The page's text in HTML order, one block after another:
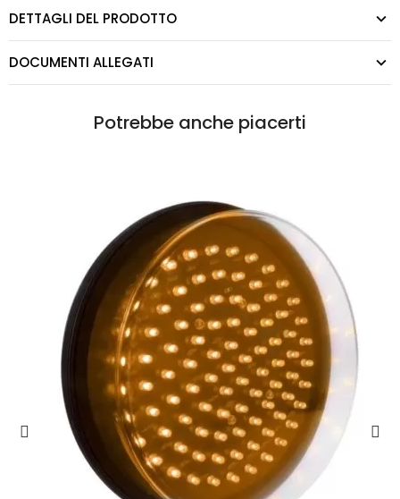
DETTAGLI DEL PRODOTTO
DOCUMENTI ALLEGATI
Potrebbe anche piacerti